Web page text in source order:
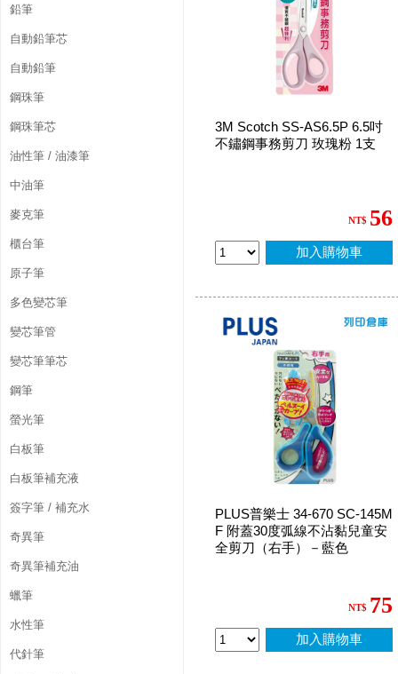
鉛筆
自動鉛筆芯
自動鉛筆
鋼珠筆
鋼珠筆芯
油性筆 / 油漆筆
中油筆
麥克筆
櫃台筆
原子筆
多色變芯筆
變芯筆管
變芯筆筆芯
鋼筆
螢光筆
白板筆
白板筆補充液
簽字筆 / 補充水
奇異筆
奇異筆補充油
蠟筆
水性筆
代針筆
3M Scotch SS-AS6.5P 6.5吋
不鏽鋼事務剪刀 玫瑰粉 1支
NT$ 56
加入購物車
PLUS普樂士 34-670 SC-145M
F 附蓋30度弧線不沾黏兒童安
全剪刀（右手）－藍色
NT$ 75
加入購物車